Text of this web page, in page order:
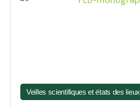
Veilles scientifiques et états des lieux